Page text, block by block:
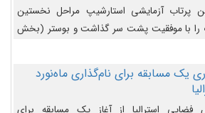
پرتاب آزمایشی استارشیپ مراحل نخستین
را با موفقیت پشت سر گذاشت و بوستر (بخش
مسیر از پیش تعیین‌شده کند و سپس با یک
جدید با موفقیت از آن جدا شود.
یک مسابقه برای نام‌گذاری ماه‌نورد
فضایی استرالیا از آغاز یک مسابقه برای